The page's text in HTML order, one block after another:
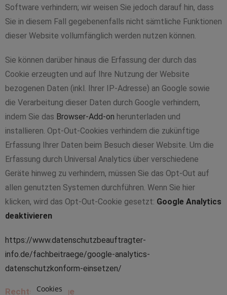
Software verhindern; wir weisen Sie jedoch darauf hin, dass
Sie in diesem Fall gegebenenfalls nicht sämtliche Funktionen
dieser Website vollumfänglich werden nutzen können.
Sie können darüber hinaus die Erfassung der durch das
Cookie erzeugten und auf Ihre Nutzung der Website
bezogenen Daten (inkl. Ihrer IP-Adresse) an Google sowie
die Verarbeitung dieser Daten durch Google verhindern,
indem Sie das Browser-Add-on herunterladen und
installieren. Opt-Out-Cookies verhindern die zukünftige
Erfassung Ihrer Daten beim Besuch dieser Website. Um die
Erfassung durch Universal Analytics über verschiedene
Geräte hinweg zu verhindern, müssen Sie das Opt-Out auf
allen genutzten Systemen durchführen. Wenn Sie hier
klicken, wird das Opt-Out-Cookie gesetzt: Google Analytics
deaktivieren
https://www.datenschutzbeauftragter-
info.de/fachbeitraege/google-analytics-
datenschutzkonform-einsetzen/
Rechtsgrundlage
Cookies